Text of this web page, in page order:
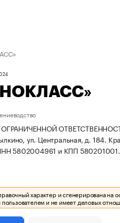
ул. Центральная, д. 184.
5802004961 и КПП 580201001.
характер и сгенерирована на
пользователем и не имеет деловых